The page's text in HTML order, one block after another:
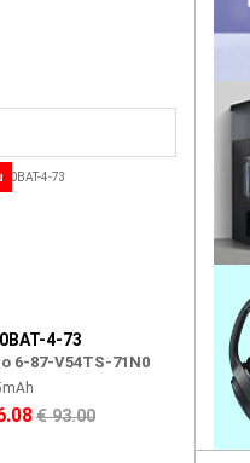
4-73
6-87-V54TS-71N0
€ 93.00